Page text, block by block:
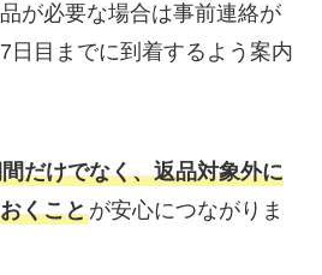
が必要な場合は事前連絡が
日目までに到着するよう案内
だけでなく、返品対象外に
くことが安心につながりま